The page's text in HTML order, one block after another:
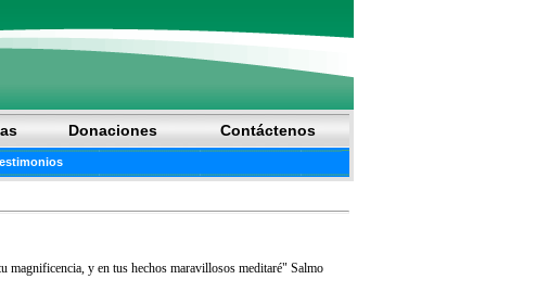
Donaciones Contáctenos
magnificencia, y en tus hechos maravillosos meditaré" Salmo